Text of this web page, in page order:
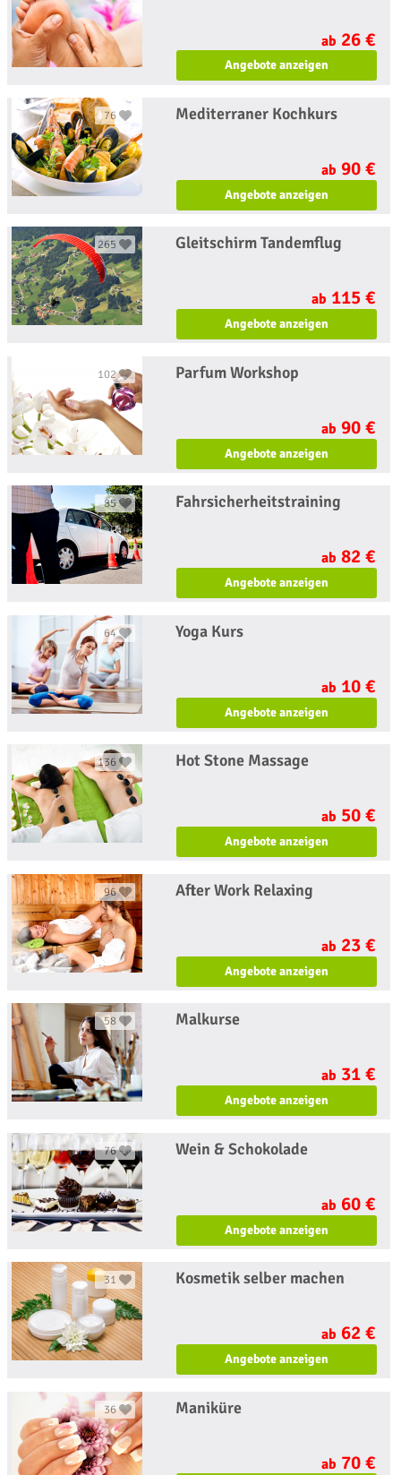
ab 26 €
Angebote anzeigen
76 Mediterraner Kochkurs
ab 90 €
Angebote anzeigen
265 Gleitschirm Tandemflug
ab 115 €
Angebote anzeigen
102 Parfum Workshop
ab 90 €
Angebote anzeigen
85 Fahrsicherheitstraining
ab 82 €
Angebote anzeigen
64 Yoga Kurs
ab 10 €
Angebote anzeigen
136 Hot Stone Massage
ab 50 €
Angebote anzeigen
96 After Work Relaxing
ab 23 €
Angebote anzeigen
58 Malkurse
ab 31 €
Angebote anzeigen
76 Wein & Schokolade
ab 60 €
Angebote anzeigen
31 Kosmetik selber machen
ab 62 €
Angebote anzeigen
36 Maniküre
ab 70 €